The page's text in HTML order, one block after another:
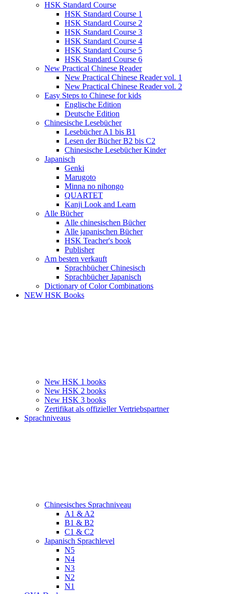
HSK Standard Course
HSK Standard Course 1
HSK Standard Course 2
HSK Standard Course 3
HSK Standard Course 4
HSK Standard Course 5
HSK Standard Course 6
New Practical Chinese Reader
New Practical Chinese Reader vol. 1
New Practical Chinese Reader vol. 2
Easy Steps to Chinese for kids
Englische Edition
Deutsche Edition
Chinesische Lesebücher
Lesebücher A1 bis B1
Lesen der Bücher B2 bis C2
Chinesische Lesebücher Kinder
Japanisch
Genki
Marugoto
Minna no nihongo
QUARTET
Kanji Look and Learn
Alle Bücher
Alle chinesischen Bücher
Alle japanischen Bücher
HSK Teacher's book
Publisher
Am besten verkauft
Sprachbücher Chinesisch
Sprachbücher Japanisch
Dictionary of Color Combinations
NEW HSK Books
New HSK 1 books
New HSK 2 books
New HSK 3 books
Zertifikat als offizieller Vertriebspartner
Sprachniveaus
Chinesisches Sprachniveau
A1 & A2
B1 & B2
C1 & C2
Japanisch Sprachlevel
N5
N4
N3
N2
N1